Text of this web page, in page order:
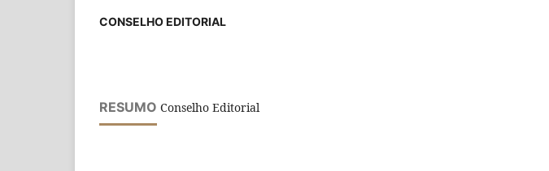
CONSELHO EDITORIAL
RESUMO Conselho Editorial